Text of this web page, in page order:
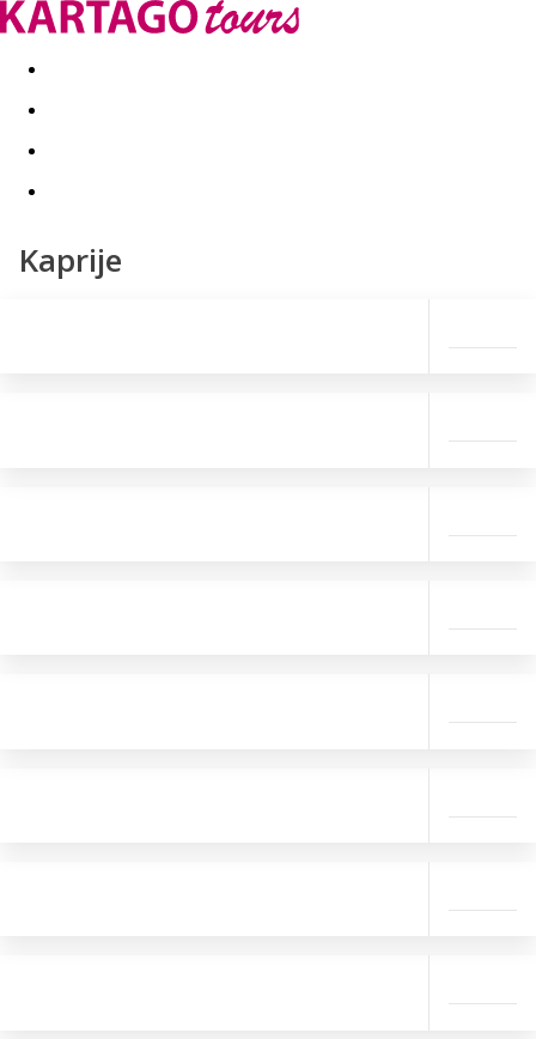
Last minute Dovolenkové kluby
Kaprije